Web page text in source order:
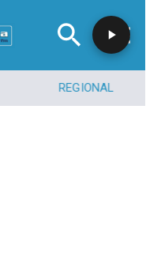
REGIONAL